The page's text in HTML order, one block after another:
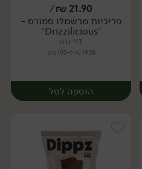
21.90
₪
/
פריכיות מרשמלו סמורס -
'Drizzilicious'
113 גרם
19.38 ₪ ל-100 גרם
הוספה לסל